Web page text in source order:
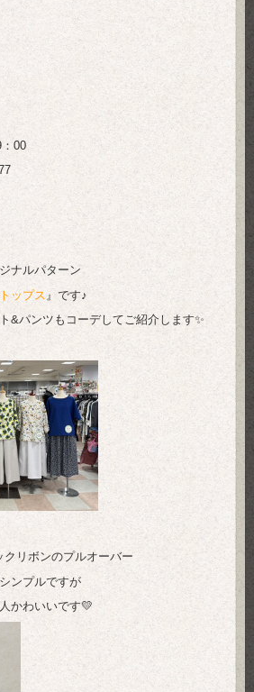
00
ナルパターン
ップス 』です♪
&パンツもコーデしてご紹介します✨
リボンのプルオーバー
ンプルですが
かわいいです💛